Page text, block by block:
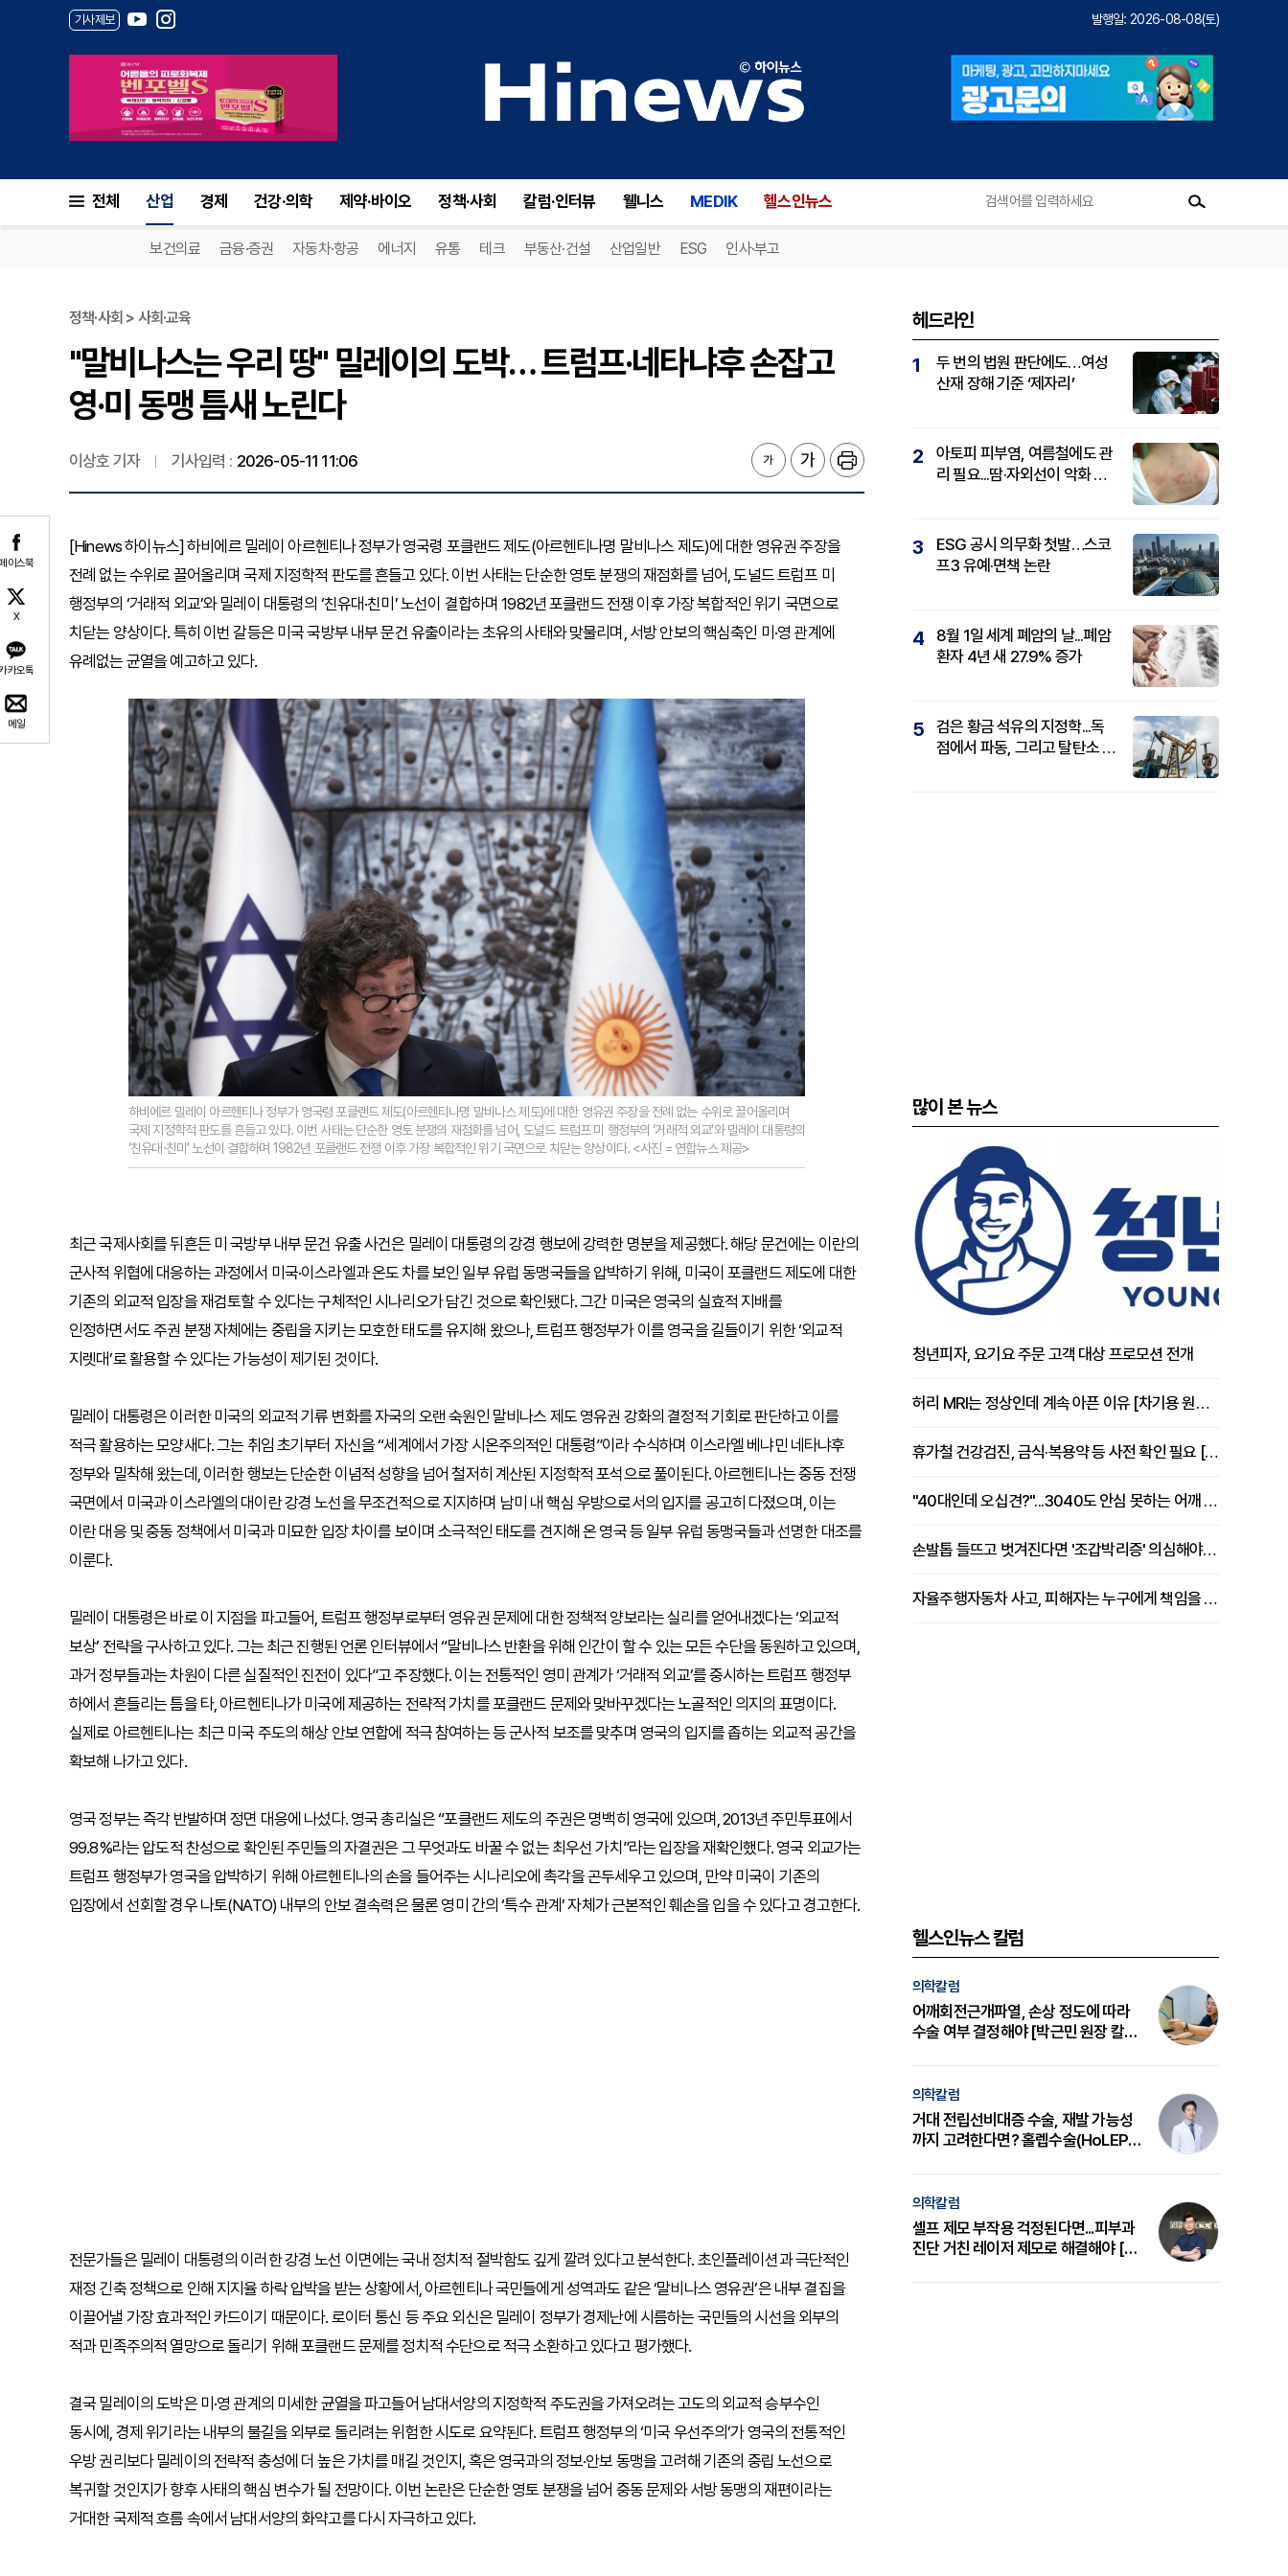
기사제보 발행일: 2026-08-08(토)
전체 산업 경제 건강·의학 제약·바이오 정책·사회 칼럼·인터뷰 웰니스 MEDIK 헬스인뉴스
보건의료 금융·증권 자동차·항공 에너지 유통 테크 부동산·건설 산업일반 ESG 인사·부고
이스북
X
카오톡
메일
정책·사회 > 사회·교육
"말비나스는 우리 땅" 밀레이의 도박… 트럼프·네타냐후 손잡고
영·미 동맹 틈새 노린다
이상호 기자 기사입력 : 2026-05-11 11:06
[Hinews 하이뉴스] 하비에르 밀레이 아르헨티나 정부가 영국령 포클랜드 제도(아르헨티나명 말비나스 제도)에 대한 영유권 주장을
전례 없는 수위로 끌어올리며 국제 지정학적 판도를 흔들고 있다. 이번 사태는 단순한 영토 분쟁의 재점화를 넘어, 도널드 트럼프 미
행정부의 ‘거래적 외교’와 밀레이 대통령의 ‘친유대·친미’ 노선이 결합하며 1982년 포클랜드 전쟁 이후 가장 복합적인 위기 국면으로
치닫는 양상이다. 특히 이번 갈등은 미국 국방부 내부 문건 유출이라는 초유의 사태와 맞물리며, 서방 안보의 핵심축인 미·영 관계에
유례없는 균열을 예고하고 있다.
하비에르 밀레이 아르헨티나 정부가 영국령 포클랜드 제도(아르헨티나명 말비나스 제도)에 대한 영유권 주장을 전례 없는 수위로 끌어올리며
국제 지정학적 판도를 흔들고 있다. 이번 사태는 단순한 영토 분쟁의 재점화를 넘어, 도널드 트럼프 미 행정부의 ‘거래적 외교’와 밀레이 대통령의
‘친유대·친미’ 노선이 결합하며 1982년 포클랜드 전쟁 이후 가장 복합적인 위기 국면으로 치닫는 양상이다. <사진 = 연합뉴스 제공>
최근 국제사회를 뒤흔든 미 국방부 내부 문건 유출 사건은 밀레이 대통령의 강경 행보에 강력한 명분을 제공했다. 해당 문건에는 이란의
군사적 위협에 대응하는 과정에서 미국·이스라엘과 온도 차를 보인 일부 유럽 동맹국들을 압박하기 위해, 미국이 포클랜드 제도에 대한
기존의 외교적 입장을 재검토할 수 있다는 구체적인 시나리오가 담긴 것으로 확인됐다. 그간 미국은 영국의 실효적 지배를
인정하면서도 주권 분쟁 자체에는 중립을 지키는 모호한 태도를 유지해 왔으나, 트럼프 행정부가 이를 영국을 길들이기 위한 ‘외교적
지렛대’로 활용할 수 있다는 가능성이 제기된 것이다.
밀레이 대통령은 이러한 미국의 외교적 기류 변화를 자국의 오랜 숙원인 말비나스 제도 영유권 강화의 결정적 기회로 판단하고 이를
적극 활용하는 모양새다. 그는 취임 초기부터 자신을 “세계에서 가장 시온주의적인 대통령”이라 수식하며 이스라엘 베냐민 네타냐후
정부와 밀착해 왔는데, 이러한 행보는 단순한 이념적 성향을 넘어 철저히 계산된 지정학적 포석으로 풀이된다. 아르헨티나는 중동 전쟁
국면에서 미국과 이스라엘의 대이란 강경 노선을 무조건적으로 지지하며 남미 내 핵심 우방으로서의 입지를 공고히 다졌으며, 이는
이란 대응 및 중동 정책에서 미국과 미묘한 입장 차이를 보이며 소극적인 태도를 견지해 온 영국 등 일부 유럽 동맹국들과 선명한 대조를
이룬다.
밀레이 대통령은 바로 이 지점을 파고들어, 트럼프 행정부로부터 영유권 문제에 대한 정책적 양보라는 실리를 얻어내겠다는 ‘외교적
보상’ 전략을 구사하고 있다. 그는 최근 진행된 언론 인터뷰에서 “말비나스 반환을 위해 인간이 할 수 있는 모든 수단을 동원하고 있으며,
과거 정부들과는 차원이 다른 실질적인 진전이 있다”고 주장했다. 이는 전통적인 영미 관계가 ‘거래적 외교’를 중시하는 트럼프 행정부
하에서 흔들리는 틈을 타, 아르헨티나가 미국에 제공하는 전략적 가치를 포클랜드 문제와 맞바꾸겠다는 노골적인 의지의 표명이다.
실제로 아르헨티나는 최근 미국 주도의 해상 안보 연합에 적극 참여하는 등 군사적 보조를 맞추며 영국의 입지를 좁히는 외교적 공간을
확보해 나가고 있다.
영국 정부는 즉각 반발하며 정면 대응에 나섰다. 영국 총리실은 “포클랜드 제도의 주권은 명백히 영국에 있으며, 2013년 주민투표에서
99.8%라는 압도적 찬성으로 확인된 주민들의 자결권은 그 무엇과도 바꿀 수 없는 최우선 가치”라는 입장을 재확인했다. 영국 외교가는
트럼프 행정부가 영국을 압박하기 위해 아르헨티나의 손을 들어주는 시나리오에 촉각을 곤두세우고 있으며, 만약 미국이 기존의
입장에서 선회할 경우 나토(NATO) 내부의 안보 결속력은 물론 영미 간의 ‘특수 관계’ 자체가 근본적인 훼손을 입을 수 있다고 경고한다.
전문가들은 밀레이 대통령의 이러한 강경 노선 이면에는 국내 정치적 절박함도 깊게 깔려 있다고 분석한다. 초인플레이션과 극단적인
재정 긴축 정책으로 인해 지지율 하락 압박을 받는 상황에서, 아르헨티나 국민들에게 성역과도 같은 ‘말비나스 영유권’은 내부 결집을
이끌어낼 가장 효과적인 카드이기 때문이다. 로이터 통신 등 주요 외신은 밀레이 정부가 경제난에 시름하는 국민들의 시선을 외부의
적과 민족주의적 열망으로 돌리기 위해 포클랜드 문제를 정치적 수단으로 적극 소환하고 있다고 평가했다.
결국 밀레이의 도박은 미·영 관계의 미세한 균열을 파고들어 남대서양의 지정학적 주도권을 가져오려는 고도의 외교적 승부수인
동시에, 경제 위기라는 내부의 불길을 외부로 돌리려는 위험한 시도로 요약된다. 트럼프 행정부의 ‘미국 우선주의’가 영국의 전통적인
우방 권리보다 밀레이의 전략적 충성에 더 높은 가치를 매길 것인지, 혹은 영국과의 정보·안보 동맹을 고려해 기존의 중립 노선으로
복귀할 것인지가 향후 사태의 핵심 변수가 될 전망이다. 이번 논란은 단순한 영토 분쟁을 넘어 중동 문제와 서방 동맹의 재편이라는
거대한 국제적 흐름 속에서 남대서양의 화약고를 다시 자극하고 있다.
헤드라인
1
두 번의 법원 판단에도…여성
산재 장해 기준 ‘제자리’
2
아토피 피부염, 여름철에도 관
리 필요...땀·자외선이 악화 요
3
ESG 공시 의무화 첫발…스코
프3 유예·면책 논란
4
8월 1일 세계 폐암의 날...폐암
환자 4년 새 27.9% 증가
5
검은 황금 석유의 지정학...독
점에서 파동, 그리고 탈탄소 패
많이 본 뉴스
청년피자, 요기요 주문 고객 대상 프로모션 전개
허리 MRI는 정상인데 계속 아픈 이유 [차기용 원장 칼럼]
휴가철 건강검진, 금식·복용약 등 사전 확인 필요 [정도감 원장 칼럼]
"40대인데 오십견?"...3040도 안심 못하는 어깨 유착성 관절낭염
손발톱 들뜨고 벗겨진다면 '조갑박리증' 의심해야 [김철윤 원장 칼럼]
자율주행자동차 사고, 피해자는 누구에게 책임을 물을 수 있을까
헬스인뉴스 칼럼
의학칼럼
어깨회전근개파열, 손상 정도에 따라
수술 여부 결정해야 [박근민 원장 칼
의학칼럼
거대 전립선비대증 수술, 재발 가능성
까지 고려한다면? 홀렙수술(HoLEP)
의학칼럼
셀프 제모 부작용 걱정된다면...피부과
진단 거친 레이저 제모로 해결해야 [변